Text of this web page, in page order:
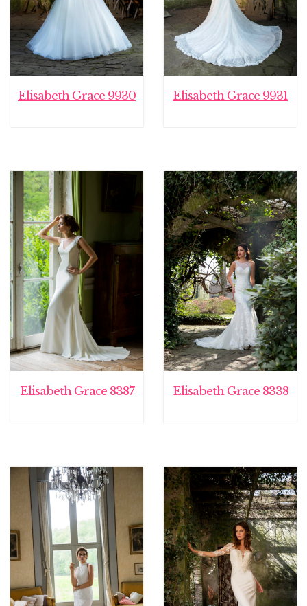
Elisabeth Grace 9930 Elisabeth Grace 9931
Elisabeth Grace 8387 Elisabeth Grace 8338